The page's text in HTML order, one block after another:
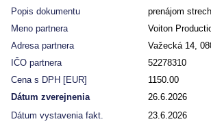
Popis dokumentu
prenájom
Meno partnera
Voiton
Adresa partnera
Važecká 14,
IČO partnera
52278310
Cena s DPH [EUR]
1150.00
Dátum zverejnenia
26.6.2026
Dátum vystavenia fakt.
23.6.2026